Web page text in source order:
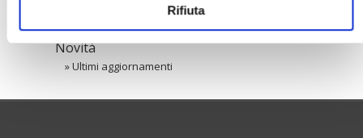
Rifiuta
Confedilizia notizie
»Raccolta Confedilizia notizie
Novità
»Ultimi aggiornamenti